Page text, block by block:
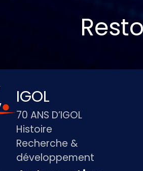
IGOL
70 ANS D’IGOL
Histoire
Recherche &
développement